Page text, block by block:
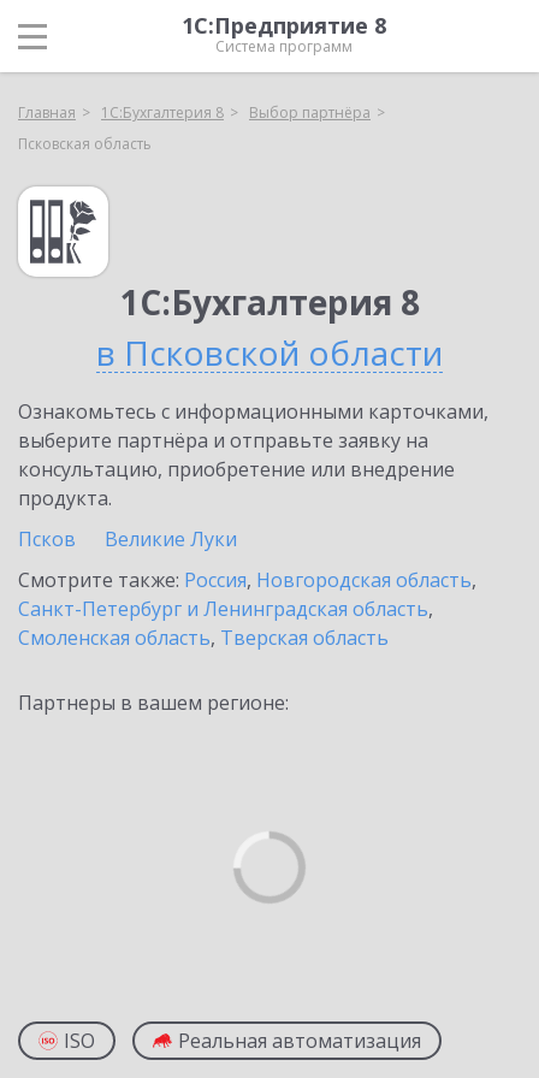
1С:Предприятие 8
Система программ
Главная 1С:Бухгалтерия 8
Выбор партнёра
Псковская область
1С:Бухгалтерия 8
в Псковской области
Ознакомьтесь с информационными карточками,
выберите партнёра и отправьте заявку на
консультацию, приобретение или внедрение
продукта.
Псков
Великие Луки
Смотрите также: Россия, Новгородская область,
Санкт-Петербург и Ленинградская область,
Смоленская область, Тверская область
Партнеры в вашем регионе:
ISO Реальная автоматизация